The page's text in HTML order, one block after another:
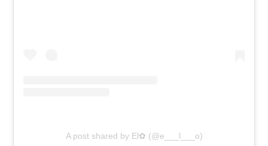
A post shared by El✿ (@e___l___o)